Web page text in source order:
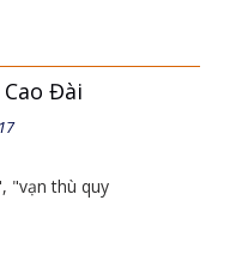
Đài
"vạn thù quy